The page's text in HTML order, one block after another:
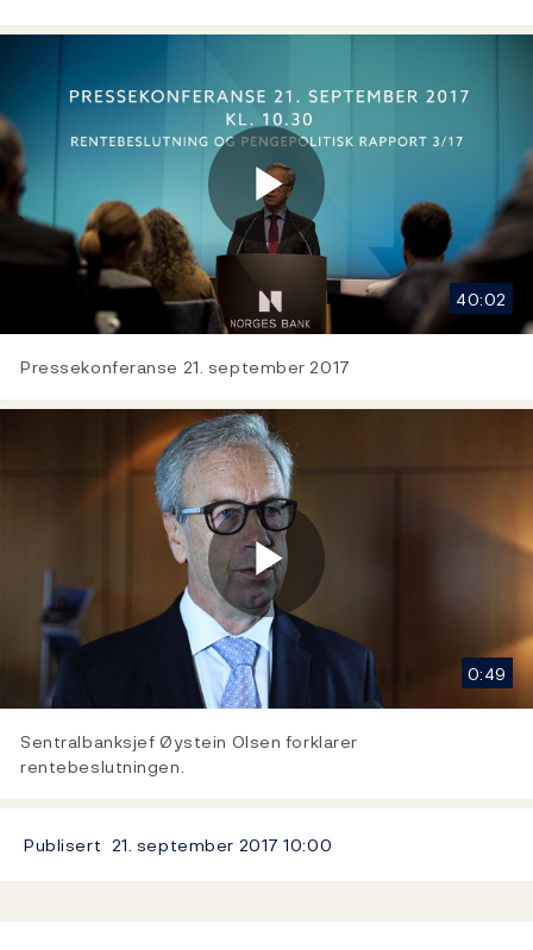
Play
Video
40:02
Pressekonferanse 21. september 2017
Play
Video
0:49
Sentralbanksjef Øystein Olsen forklarer
rentebeslutningen.
Publisert 21. september 201710:00